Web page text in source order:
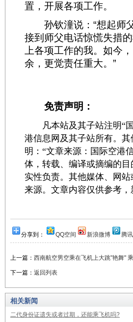
置，开展各项工作。
孙钦潼说：“想起师父
接到师父电话惊慌失措
上各项工作的我。如今
余，更觉责任重大。”
免责声明：
凡本站及其子站注明“国
港信息网及其子站所有。
明：“文章来源：国际空港
体，转载、编译或摘编的
实性负责。其他媒体、网
来源。文章内容仅供参考，
分享到： QQ空间 新浪微博 腾
上一篇： 西南航空男空乘在飞机上大跳"艳舞"
下一篇： 返回列表
相关新闻
二代身份证遗失或者过期，还能乘飞机吗?